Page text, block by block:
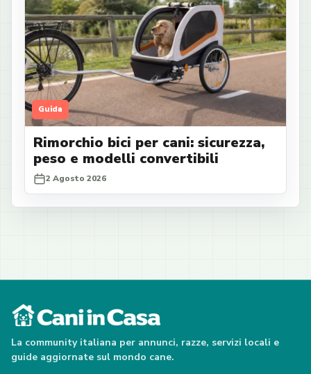
Guida
Rimorchio bici per cani: sicurezza,
peso e modelli convertibili
2 Agosto 2026
La community italiana per annunci, razze, servizi locali e
guide aggiornate sul mondo cane.